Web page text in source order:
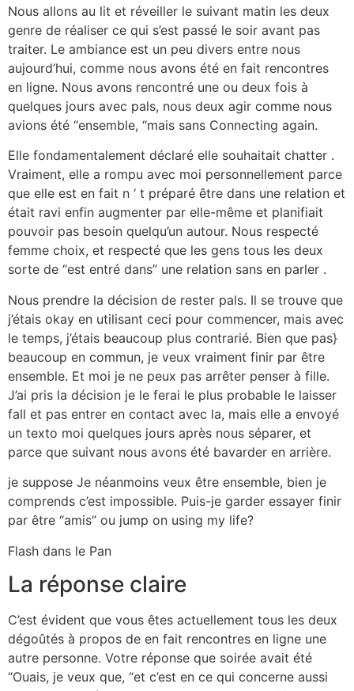
Nous allons au lit et réveiller le suivant matin les deux
genre de réaliser ce qui s’est passé le soir avant pas
traiter. Le ambiance est un peu divers entre nous
aujourd’hui, comme nous avons été en fait rencontres
en ligne. Nous avons rencontré une ou deux fois à
quelques jours avec pals, nous deux agir comme nous
avions été “ensemble, “mais sans Connecting again.
Elle fondamentalement déclaré elle souhaitait chatter .
Vraiment, elle a rompu avec moi personnellement parce
que elle est en fait n ‘ t préparé être dans une relation et
était ravi enfin augmenter par elle-même et planifiait
pouvoir pas besoin quelqu’un autour. Nous respecté
femme choix, et respecté que les gens tous les deux
sorte de “est entré dans” une relation sans en parler .
Nous prendre la décision de rester pals. Il se trouve que
j’étais okay en utilisant ceci pour commencer, mais avec
le temps, j’étais beaucoup plus contrarié. Bien que pas}
beaucoup en commun, je veux vraiment finir par être
ensemble. Et moi je ne peux pas arrêter penser à fille.
J’ai pris la décision je le ferai le plus probable le laisser
fall et pas entrer en contact avec la, mais elle a envoyé
un texto moi quelques jours après nous séparer, et
parce que suivant nous avons été bavarder en arrière.
je suppose Je néanmoins veux être ensemble, bien je
comprends c’est impossible. Puis-je garder essayer finir
par être “amis” ou jump on using my life?
Flash dans le Pan
La réponse claire
C’est évident que vous êtes actuellement tous les deux
dégoûtés à propos de en fait rencontres en ligne une
autre personne. Votre réponse que soirée avait été
“Ouais, je veux que, “et c’est en ce qui concerne aussi